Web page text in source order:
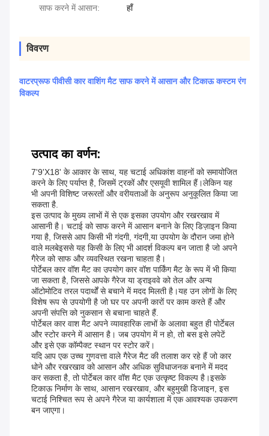
साफ करने में आसान: हाँ
विवरण
वाटरप्रूफ पीवीसी कार वाशिंग मैट साफ करने में आसान और टिकाऊ कस्टम रंग
विकल्प
उत्पाद का वर्णन:
7'9'X18' के आकार के साथ, यह चटाई अधिकांश वाहनों को समायोजित
करने के लिए पर्याप्त है, जिसमें ट्रकों और एसयूवी शामिल हैं।लेकिन यह
भी अपनी विशिष्ट जरूरतों और वरीयताओं के अनुरूप अनुकूलित किया जा
सकता है.
इस उत्पाद के मुख्य लाभों में से एक इसका उपयोग और रखरखाव में
आसानी है। चटाई को साफ करने में आसान बनाने के लिए डिज़ाइन किया
गया है, जिससे आप किसी भी गंदगी, गंदगी,या उपयोग के दौरान जमा होने
वाले मलबेइससे यह किसी के लिए भी आदर्श विकल्प बन जाता है जो अपने
गैरेज को साफ और व्यवस्थित रखना चाहता है।
पोर्टेबल कार वॉश मैट का उपयोग कार वॉश पार्किंग मैट के रूप में भी किया
जा सकता है, जिससे आपके गैरेज या ड्राइववे को तेल और अन्य
ऑटोमोटिव तरल पदार्थों से बचाने में मदद मिलती है।यह उन लोगों के लिए
विशेष रूप से उपयोगी है जो घर पर अपनी कारों पर काम करते हैं और
अपनी संपत्ति को नुकसान से बचाना चाहते हैं.
पोर्टेबल कार वाश मैट अपने व्यावहारिक लाभों के अलावा बहुत ही पोर्टेबल
और स्टोर करने में आसान है। जब उपयोग में न हो, तो बस इसे लपेटें
और इसे एक कॉम्पैक्ट स्थान पर स्टोर करें।
यदि आप एक उच्च गुणवत्ता वाले गैरेज मैट की तलाश कर रहे हैं जो कार
धोने और रखरखाव को आसान और अधिक सुविधाजनक बनाने में मदद
कर सकता है, तो पोर्टेबल कार वॉश मैट एक उत्कृष्ट विकल्प है।इसके
टिकाऊ निर्माण के साथ, आसान रखरखाव, और बहुमुखी डिजाइन, इस
चटाई निश्चित रूप से अपने गैरेज या कार्यशाला में एक आवश्यक उपकरण
बन जाएगा।